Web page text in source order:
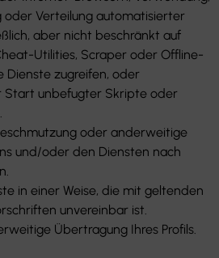
oder Verteilung automatisierter
aber nicht beschränkt auf
Utilities, Scraper oder Offline-
Dienste zugreifen, oder
Start unbefugter Skripte oder
oder anderweitige
und/oder den Diensten nach
in einer Weise, die mit geltenden
unvereinbar ist.
Übertragung Ihres Profils.